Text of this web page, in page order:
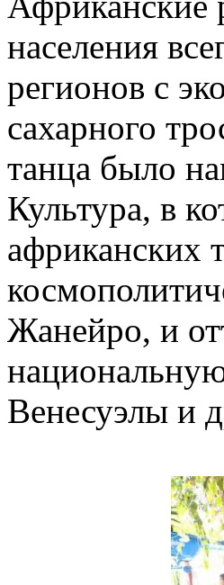
населения
регионов с
сахарного
танца было
Культура, в
африканских
Жанейро, и
Венесуэлы и